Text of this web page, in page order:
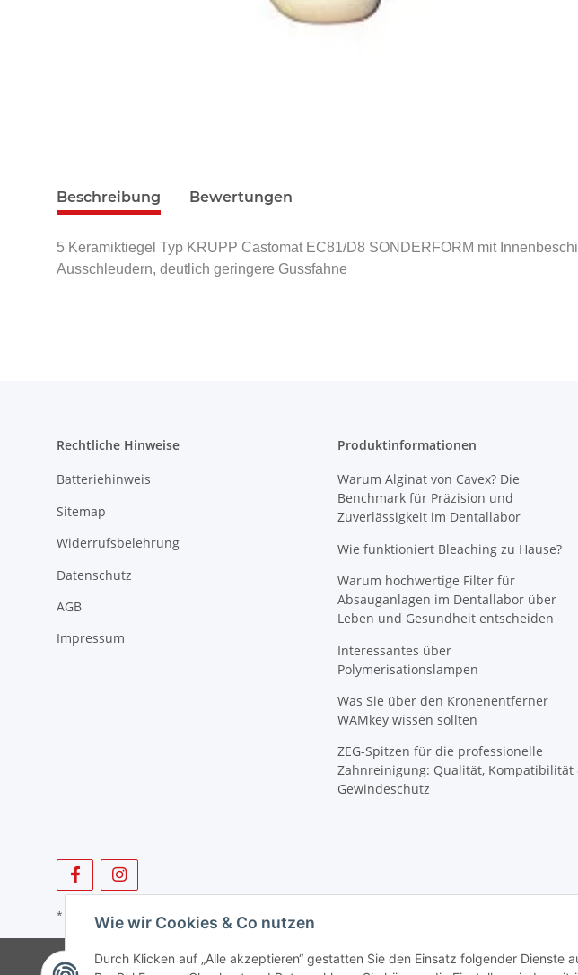
Beschreibung Bewertungen
5 Keramiktiegel Typ KRUPP Castomat EC81/D8 SONDERFORM mit
Ausschleudern, deutlich geringere Gussfahne
Rechtliche Hinweise
Batteriehinweis
Sitemap
Widerrufsbelehrung
Datenschutz
AGB
Impressum
Produktinformationen
Warum Alginat von Cavex? Die
Benchmark für Präzision und
Zuverlässigkeit im Dentallabor
Wie funktioniert Bleaching zu Hause?
Warum hochwertige Filter für
Absauganlagen im Dentallabor über
Leben und Gesundheit entscheiden
Interessantes über
Polymerisationslampen
Was Sie über den Kronenentferner
WAMkey wissen sollten
ZEG-Spitzen für die professionelle
Zahnreinigung: Qualität, Kompatibilität
Gewindeschutz
* Alle Preise zzgl. gesetzlicher USt., zzgl. Versand
© SpezialDental
Wie wir Cookies & Co nutzen
Durch Klicken auf „Alle akzeptieren“ gestatten Sie den Einsatz folgender Dienste